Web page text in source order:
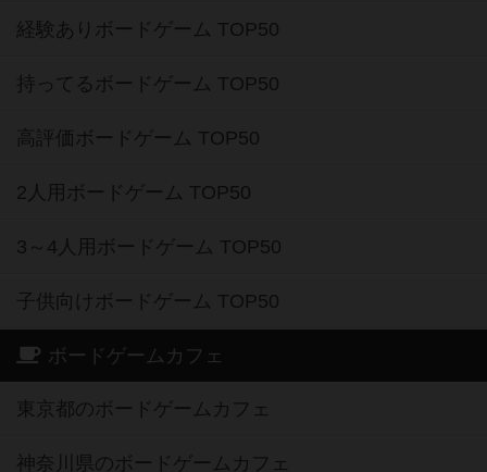
経験ありボードゲーム TOP50
持ってるボードゲーム TOP50
高評価ボードゲーム TOP50
2人用ボードゲーム TOP50
3～4人用ボードゲーム TOP50
子供向けボードゲーム TOP50
ボードゲームカフェ
東京都のボードゲームカフェ
神奈川県のボードゲームカフェ